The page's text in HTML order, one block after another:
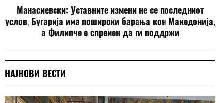
Манасиевски: Уставните измени не се последниот
услов, Бугарија има пошироки барања кон Македонија,
а Филипче е спремен да ги поддржи
НАЈНОВИ ВЕСТИ